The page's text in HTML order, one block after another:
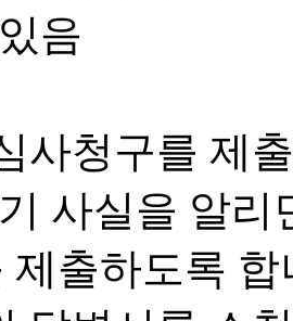
음
사청구를 제
사실을 알
제출하도록 합